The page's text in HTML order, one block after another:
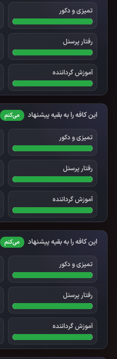
تمیزی و دکور
رفتار پرسنل
آموزش گرداننده
این کافه را به بقیه پیشنهاد می‌کنم
تمیزی و دکور
رفتار پرسنل
آموزش گرداننده
این کافه را به بقیه پیشنهاد می‌کنم
تمیزی و دکور
رفتار پرسنل
آموزش گرداننده